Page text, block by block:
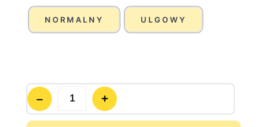
NORMALNY ULGOWY
Quantity
– +